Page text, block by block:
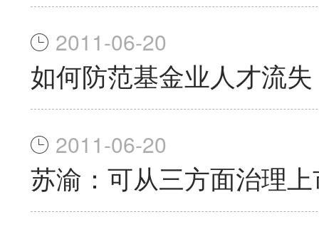
2011-06-20
如何防范基金业人才流失
2011-06-20
苏渝：可从三方面治理上